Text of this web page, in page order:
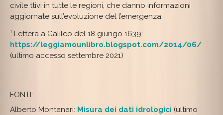
civile ttivi in tutte le regioni, che danno informazioni
aggiornate sull’evoluzione del l’emergenza.
¹ Lettera a Galileo del 18 giungo 1639:
https://leggiamounlibro.blogspot.com/2014/06/
(ultimo accesso settembre 2021)
FONTI:
Alberto Montanari: Misura dei dati idrologici (ultimo